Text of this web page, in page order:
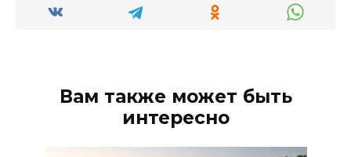
Вам также может быть
интересно